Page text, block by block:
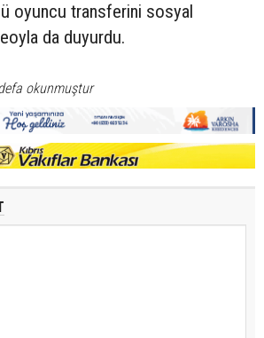
oyuncu transferini sosyal
da duyurdu.
okunmuştur